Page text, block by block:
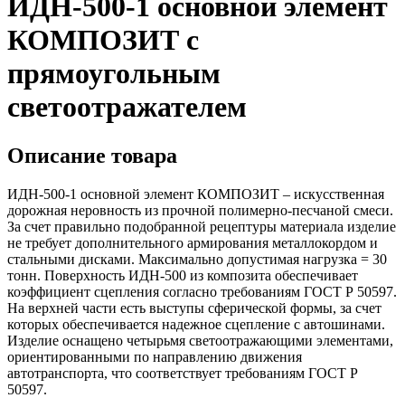
ИДН-500-1 основной элемент
КОМПОЗИТ с
прямоугольным
светоотражателем
Описание товара
ИДН-500-1 основной элемент КОМПОЗИТ – искусственная
дорожная неровность из прочной полимерно-песчаной смеси.
За счет правильно подобранной рецептуры материала изделие
не требует дополнительного армирования металлокордом и
стальными дисками. Максимально допустимая нагрузка = 30
тонн. Поверхность ИДН-500 из композита обеспечивает
коэффициент сцепления согласно требованиям ГОСТ Р 50597.
На верхней части есть выступы сферической формы, за счет
которых обеспечивается надежное сцепление с автошинами.
Изделие оснащено четырьмя светоотражающими элементами,
ориентированными по направлению движения
автотранспорта, что соответствует требованиям ГОСТ Р
50597.